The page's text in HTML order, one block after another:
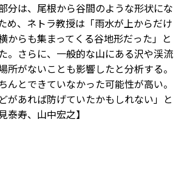
分は、尾根から谷間のような形状にな
め、ネトラ教授は「雨水が上からだけ
からも集まってくる谷地形だった」と
。さらに、一般的な山にある沢や渓流
所がないことも影響したと分析する。
んとできていなかった可能性が高い。
があれば防げていたかもしれない」と
泰寿、山中宏之】